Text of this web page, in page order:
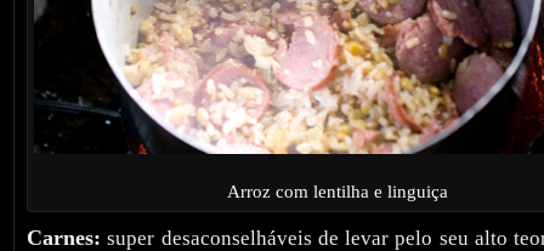
Arroz com lentilha e linguiça
Carnes: super desaconselháveis de levar pelo seu alto